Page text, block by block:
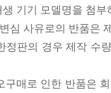
기기 모델명을 첨
심 사유로의 반품은
정판의 경우 제작 수
구매로 인한 반품은